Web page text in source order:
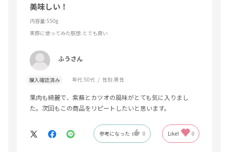
美味しい！
内容量:550g
実際に使ってみた感想:とても良い
ふうさん
購入確認済み 年代:50代 性別:男性
果肉も綺麗で、紫蘇とカツオの風味がとても気に入りまし
た。次回もこの商品をリピートしたいと思います。
参考になった 0 Like! 0